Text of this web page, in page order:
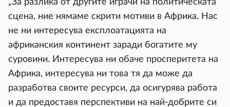
„За разлика от другите играчи на политическата
сцена, ние нямаме скрити мотиви в Африка. Нас
не ни интересува експлоатацията на
африканския континент заради богатите му
суровини. Интересува ни обаче просперитета на
Африка, интересува ни това тя да може да
разработва своите ресурси, да осигурява работа
и да предоставя перспективи на най-добрите си